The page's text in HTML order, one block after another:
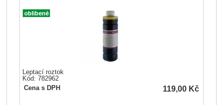
Leptací roztok
Kód: 782962
Cena s DPH
119,00 Kč